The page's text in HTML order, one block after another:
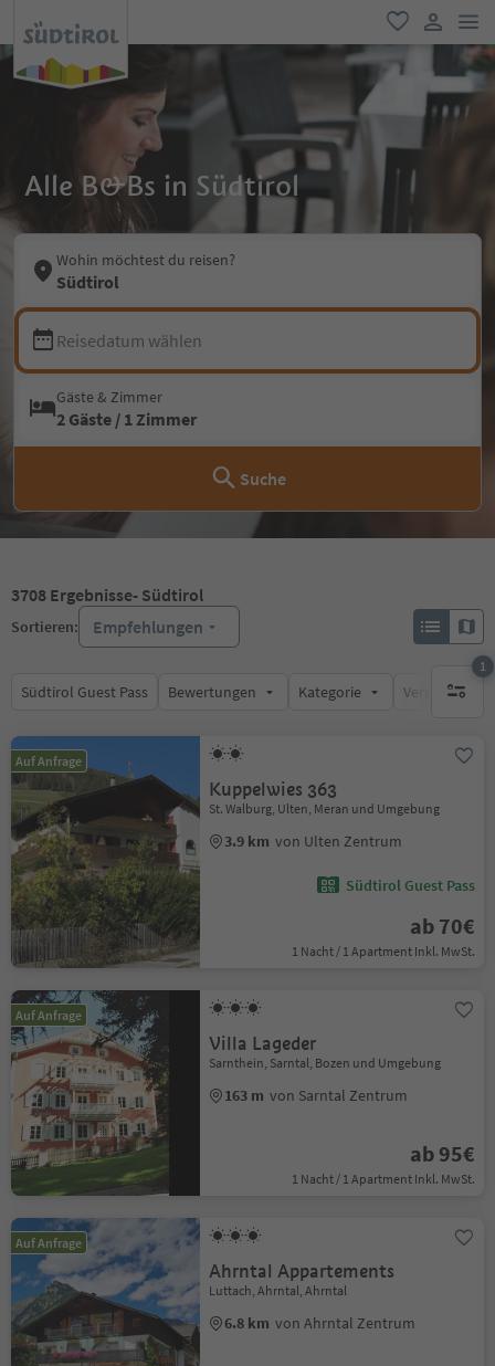
favorit
user link
Alle B&Bs in Südtirol
Wohin möchtest du reisen?
Südtirol
Reisedatum wählen
Gäste & Zimmer
2 Gäste / 1 Zimmer
Suche
3708 Ergebnisse- Südtirol
Sortieren: Empfehlungen
Südtirol Guest Pass Bewertungen Kategorie
1
1
Auf Anfrage
Kuppelwies 363
St. Walburg, Ulten, Meran und Umgebung
3.9 km von Ulten Zentrum
Südtirol Guest Pass
ab 70€
1 Nacht / 1 Apartment Inkl. MwSt.
Auf Anfrage
Villa Lageder
Sarnthein, Sarntal, Bozen und Umgebung
163 m von Sarntal Zentrum
ab 95€
1 Nacht / 1 Apartment Inkl. MwSt.
Auf Anfrage
Ahrntal Appartements
Luttach, Ahrntal, Ahrntal
6.8 km von Ahrntal Zentrum